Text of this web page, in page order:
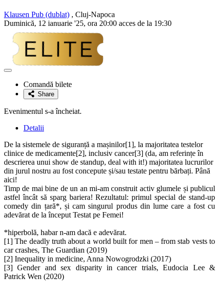
Klausen Pub (dublat) , Cluj-Napoca
Duminică, 12 ianuarie '25, ora 20:00 acces de la 19:30
Adaugă
favoriteComandă bilete
Share
Evenimentul s-a încheiat.
Detalii
De la sistemele de siguranță a mașinilor[1], la majoritatea testelor
clinice de medicamente[2], inclusiv cancer[3] (da, am referințe în
descrierea unui show de standup, deal with it!) majoritatea lucrurilor
din jurul nostru au fost concepute și/sau testate pentru bărbați. Până
aici!
Timp de mai bine de un an mi-am construit activ glumele și publicul
astfel încât să sparg bariera! Rezultatul: primul special de stand-up
comedy din țară*, și cam singurul produs din lume care a fost cu
adevărat de la început Testat pe Femei!
*hiperbolă, habar n-am dacă e adevărat.
[1] The deadly truth about a world built for men – from stab vests to
car crashes, The Guardian (2019)
[2] Inequality in medicine, Anna Nowogrodzki (2017)
[3] Gender and sex disparity in cancer trials, Eudocia Lee &
Patrick Wen (2020)